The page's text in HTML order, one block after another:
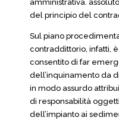
amministrativa.
del principio del
Sul piano
contraddittorio, infatti,
consentito di far
dell’inquinamento da
in modo assurdo
di responsabilità
dell’impianto ai